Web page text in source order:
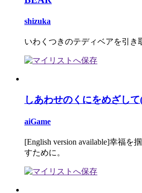
shizuka
いわくつきのテディベアを引き
しあわせのくにをめざし
aiGame
[English version available]幸福を
すために。